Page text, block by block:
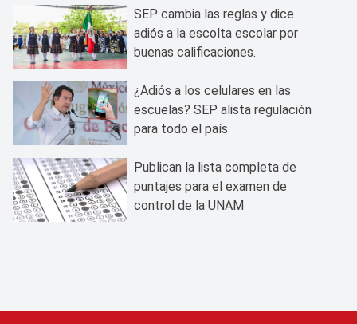
SEP cambia las reglas y dice
adiós a la escolta escolar por
buenas calificaciones.
¿Adiós a los celulares en las
escuelas? SEP alista regulación
para todo el país
Publican la lista completa de
puntajes para el examen de
control de la UNAM